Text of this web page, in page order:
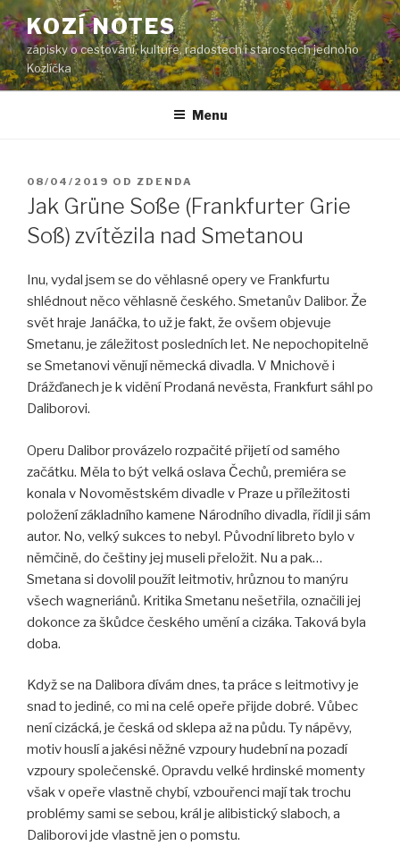
Přejít
k
obsahu
webu
KOZÍ NOTES
zápisky o cestování, kultuře, radostech i starostech jednoho
Kozlíčka
Menu
PUBLIKOVÁNO
08/04/2019 OD ZDENDA
Jak Grüne Soße (Frankfurter Grie
Soß) zvítězila nad Smetanou
Inu, vydal jsem se do věhlasné opery ve Frankfurtu
shlédnout něco věhlasně českého. Smetanův Dalibor. Že
svět hraje Janáčka, to už je fakt, že ovšem objevuje
Smetanu, je záležitost posledních let. Ne nepochopitelně
se Smetanovi věnují německá divadla. V Mnichově i
Drážďanech je k vidění Prodaná nevěsta, Frankfurt sáhl po
Daliborovi.
Operu Dalibor provázelo rozpačité přijetí od samého
začátku. Měla to být velká oslava Čechů, premiéra se
konala v Novoměstském divadle v Praze u příležitosti
položení základního kamene Národního divadla, řídil ji sám
autor. No, velký sukces to nebyl. Původní libreto bylo v
němčině, do češtiny jej museli přeložit. Nu a pak…
Smetana si dovolil použít leitmotiv, hrůznou to manýru
všech wagneriánů. Kritika Smetanu nešetřila, označili jej
dokonce za škůdce českého umění a cizáka. Taková byla
doba.
Když se na Dalibora dívám dnes, ta práce s leitmotivy je
snad to jediné, co mi na celé opeře přijde dobré. Vůbec
není cizácká, je česká od sklepa až na půdu. Ty nápěvy,
motiv houslí a jakési něžné vzpoury hudební na pozadí
vzpoury společenské. Opravdu velké hrdinské momenty
však v opeře vlastně chybí, vzbouřenci mají tak trochu
problémy sami se sebou, král je alibistický slaboch, a
Daliborovi jde vlastně jen o pomstu.